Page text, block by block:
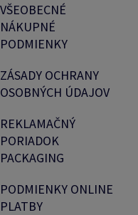
VŠEOBECNÉ
NÁKUPNÉ
PODMIENKY
ZÁSADY OCHRANY
OSOBNÝCH ÚDAJOV
REKLAMAČNÝ
PORIADOK
PACKAGING
PODMIENKY ONLINE
PLATBY